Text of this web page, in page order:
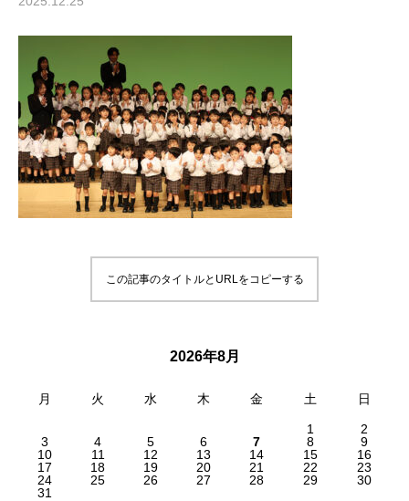
この記事のタイトルとURLをコピーする
2026年8月
月 火 水 木 金 土 日
1
2
3
4 5 6 7 8
9
10
11 12 13 14 15
16
17
18 19 20 21 22
23
24
25 26 27 28 29
30
31